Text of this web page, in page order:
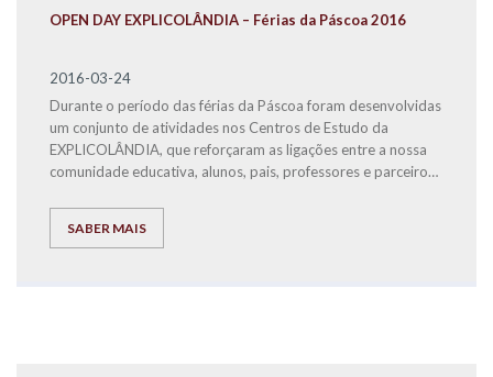
OPEN DAY EXPLICOLÂNDIA – Férias da Páscoa 2016
2016-03-24
Durante o período das férias da Páscoa foram desenvolvidas
um conjunto de atividades nos Centros de Estudo da
EXPLICOLÂNDIA, que reforçaram as ligações entre a nossa
comunidade educativa, alunos, pais, professores e parceiros,
SABER MAIS